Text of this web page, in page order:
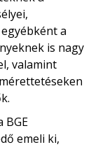
a
is nagy
valamint
BGE
emeli ki,